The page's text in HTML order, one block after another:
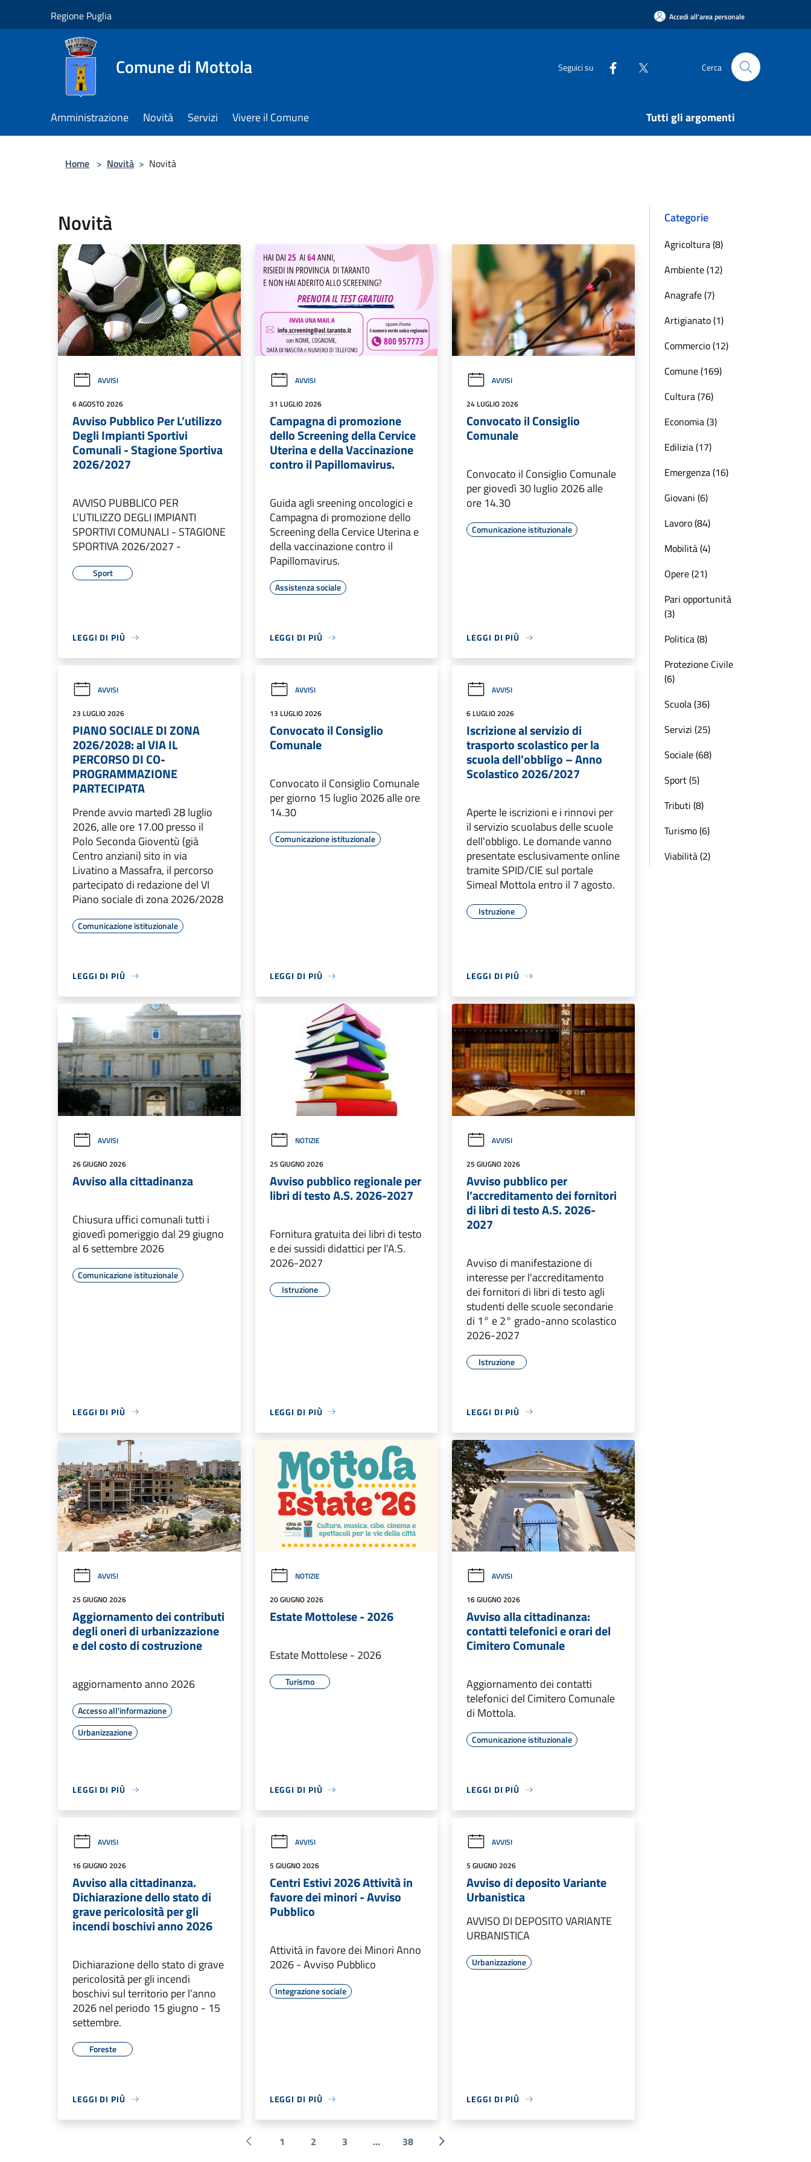
Regione Puglia Accedi all'area personale
Comune di Mottola Seguici su Cerca
Amministrazione Novità Servizi Vivere il Comune Tutti gli argomenti
Home > Novità > Novità
Novità
AVVISI
6 AGOSTO 2026
Avviso Pubblico Per L’utilizzo
Degli Impianti Sportivi
Comunali - Stagione Sportiva
2026/2027
AVVISO PUBBLICO PER
L’UTILIZZO DEGLI IMPIANTI
SPORTIVI COMUNALI - STAGIONE
SPORTIVA 2026/2027 -
Sport
LEGGI DI PIÙ
AVVISI
31 LUGLIO 2026
Campagna di promozione
dello Screening della Cervice
Uterina e della Vaccinazione
contro il Papillomavirus.
Guida agli sreening oncologici e
Campagna di promozione dello
Screening della Cervice Uterina e
della vaccinazione contro il
Papillomavirus.
Assistenza sociale
LEGGI DI PIÙ
AVVISI
24 LUGLIO 2026
Convocato il Consiglio
Comunale
Convocato il Consiglio Comunale
per giovedì 30 luglio 2026 alle
ore 14.30
Comunicazione istituzionale
LEGGI DI PIÙ
AVVISI
23 LUGLIO 2026
PIANO SOCIALE DI ZONA
2026/2028: al VIA IL
PERCORSO DI CO-
PROGRAMMAZIONE
PARTECIPATA
Prende avvio martedì 28 luglio
2026, alle ore 17.00 presso il
Polo Seconda Gioventù (già
Centro anziani) sito in via
Livatino a Massafra, il percorso
partecipato di redazione del VI
Piano sociale di zona 2026/2028
Comunicazione istituzionale
LEGGI DI PIÙ
AVVISI
13 LUGLIO 2026
Convocato il Consiglio
Comunale
Convocato il Consiglio Comunale
per giorno 15 luglio 2026 alle ore
14.30
Comunicazione istituzionale
LEGGI DI PIÙ
AVVISI
6 LUGLIO 2026
Iscrizione al servizio di
trasporto scolastico per la
scuola dell'obbligo – Anno
Scolastico 2026/2027
Aperte le iscrizioni e i rinnovi per
il servizio scuolabus delle scuole
dell'obbligo. Le domande vanno
presentate esclusivamente online
tramite SPID/CIE sul portale
Simeal Mottola entro il 7 agosto.
Istruzione
LEGGI DI PIÙ
AVVISI
26 GIUGNO 2026
Avviso alla cittadinanza
Chiusura uffici comunali tutti i
giovedì pomeriggio dal 29 giugno
al 6 settembre 2026
Comunicazione istituzionale
LEGGI DI PIÙ
NOTIZIE
25 GIUGNO 2026
Avviso pubblico regionale per
libri di testo A.S. 2026-2027
Fornitura gratuita dei libri di testo
e dei sussidi didattici per l'A.S.
2026-2027
Istruzione
LEGGI DI PIÙ
AVVISI
25 GIUGNO 2026
Avviso pubblico per
l’accreditamento dei fornitori
di libri di testo A.S. 2026-
2027
Avviso di manifestazione di
interesse per l'accreditamento
dei fornitori di libri di testo agli
studenti delle scuole secondarie
di 1° e 2° grado-anno scolastico
2026-2027
Istruzione
LEGGI DI PIÙ
AVVISI
25 GIUGNO 2026
Aggiornamento dei contributi
degli oneri di urbanizzazione
e del costo di costruzione
aggiornamento anno 2026
Accesso all'informazione
Urbanizzazione
LEGGI DI PIÙ
NOTIZIE
20 GIUGNO 2026
Estate Mottolese - 2026
Estate Mottolese - 2026
Turismo
LEGGI DI PIÙ
AVVISI
16 GIUGNO 2026
Avviso alla cittadinanza:
contatti telefonici e orari del
Cimitero Comunale
Aggiornamento dei contatti
telefonici del Cimitero Comunale
di Mottola.
Comunicazione istituzionale
LEGGI DI PIÙ
AVVISI
16 GIUGNO 2026
Avviso alla cittadinanza.
Dichiarazione dello stato di
grave pericolosità per gli
incendi boschivi anno 2026
Dichiarazione dello stato di grave
pericolosità per gli incendi
boschivi sul territorio per l’anno
2026 nel periodo 15 giugno - 15
settembre.
Foreste
LEGGI DI PIÙ
AVVISI
5 GIUGNO 2026
Centri Estivi 2026 Attività in
favore dei minori - Avviso
Pubblico
Attività in favore dei Minori Anno
2026 - Avviso Pubblico
Integrazione sociale
LEGGI DI PIÙ
AVVISI
5 GIUGNO 2026
Avviso di deposito Variante
Urbanistica
AVVISO DI DEPOSITO VARIANTE
URBANISTICA
Urbanizzazione
LEGGI DI PIÙ
Pagina precedente
1 2 3 ... 38
Successiva »
Categorie
Agricoltura (8)
Ambiente (12)
Anagrafe (7)
Artigianato (1)
Commercio (12)
Comune (169)
Cultura (76)
Economia (3)
Edilizia (17)
Emergenza (16)
Giovani (6)
Lavoro (84)
Mobilità (4)
Opere (21)
Pari opportunità
(3)
Politica (8)
Protezione Civile
(6)
Scuola (36)
Servizi (25)
Sociale (68)
Sport (5)
Tributi (8)
Turismo (6)
Viabilità (2)